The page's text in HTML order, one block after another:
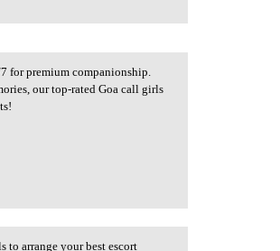
for premium companionship.
our top-rated Goa call girls
to arrange your best escort